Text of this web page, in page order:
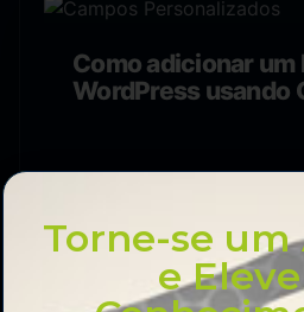
Como adicionar um
WordPress usando
Torne-se um
e